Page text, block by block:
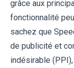
grâce aux
fonctionnalité
sachez que
de publicité et
indésirable